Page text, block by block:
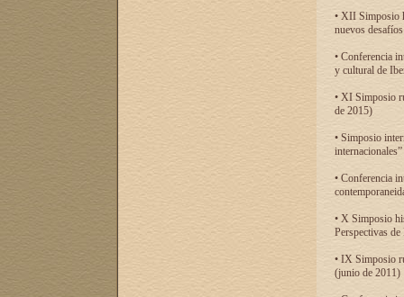
• XII Simposio
nuevos
• Conferencia
y cultural de
• XI Simposio
de 2015)
• Simposio
• Conferencia
• X Simposio
Perspectivas
• IX Simposio
(junio de 2011)